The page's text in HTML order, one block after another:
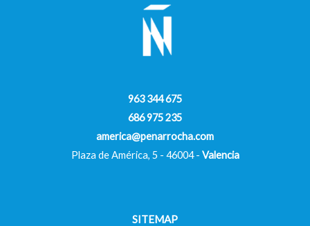
963 344 675
686 975 235
america@penarrocha.com
Plaza de América, 5 - 46004 - Valencia
SITEMAP